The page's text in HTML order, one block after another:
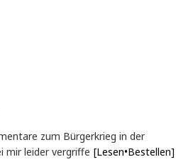
zum Bürgerkrieg in der
mir leider vergriffe [Lesen•Bestellen]